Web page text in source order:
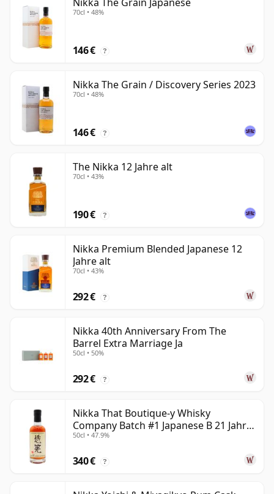
70cl • 48%
146 € ?
Nikka The Grain / Discovery Series 2023
70cl • 48%
146 € ?
The Nikka 12 Jahre alt
70cl • 43%
190 € ?
Nikka Premium Blended Japanese 12
Jahre alt
70cl • 43%
292 € ?
Nikka 40th Anniversary From The
Barrel Extra Marriage Ja
50cl • 50%
292 € ?
Nikka That Boutique-y Whisky
Company Batch #1 Japanese B 21 Jahre
alt
50cl • 47.9%
340 € ?